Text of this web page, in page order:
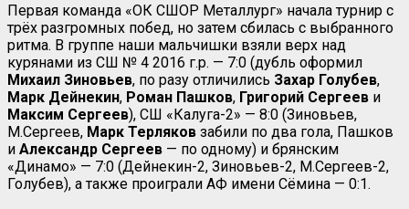
Первая команда «ОК СШОР Металлург» начала турнир с
трёх разгромных побед, но затем сбилась с выбранного
ритма. В группе наши мальчишки взяли верх над
курянами из СШ № 4 2016 г.р. — 7:0 (дубль оформил
Михаил Зиновьев, по разу отличились Захар Голубев,
Марк Дейнекин, Роман Пашков, Григорий Сергеев и
Максим Сергеев), СШ «Калуга-2» — 8:0 (Зиновьев,
М.Сергеев, Марк Терляков забили по два гола, Пашков
и Александр Сергеев — по одному) и брянским
«Динамо» — 7:0 (Дейнекин-2, Зиновьев-2, М.Сергеев-2,
Голубев), а также проиграли АФ имени Сёмина — 0:1.